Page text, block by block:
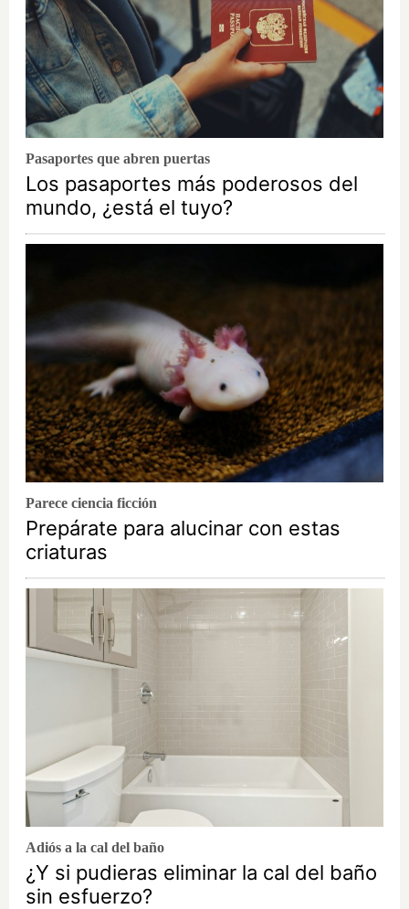
Pasaportes que abren puertas
Los pasaportes más poderosos del
mundo, ¿está el tuyo?
Parece ciencia ficción
Prepárate para alucinar con estas
criaturas
Adiós a la cal del baño
¿Y si pudieras eliminar la cal del baño
sin esfuerzo?